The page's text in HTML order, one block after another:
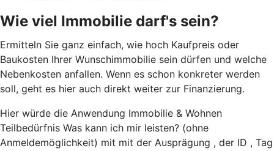
Wie viel Immobilie darf's sein?
Ermitteln Sie ganz einfach, wie hoch Kaufpreis oder
Baukosten Ihrer Wunschimmobilie sein dürfen und welche
Nebenkosten anfallen. Wenn es schon konkreter werden
soll, geht es hier auch direkt weiter zur Finanzierung.
Hier würde die Anwendung Immobilie & Wohnen
Teilbedürfnis Was kann ich mir leisten? (ohne
Anmeldemöglichkeit) mit mit der Ausprägung , der ID , Tag